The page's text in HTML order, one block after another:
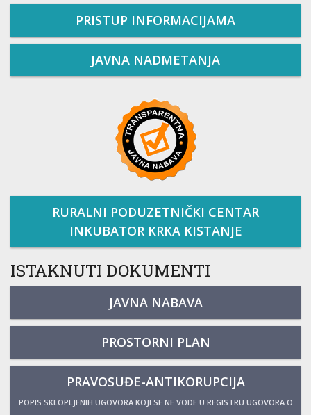
PRISTUP INFORMACIJAMA
JAVNA NADMETANJA
RURALNI PODUZETNIČKI CENTAR
INKUBATOR KRKA KISTANJE
ISTAKNUTI DOKUMENTI
JAVNA NABAVA
PROSTORNI PLAN
PRAVOSUĐE-ANTIKORUPCIJA
POPIS SKLOPLJENIH UGOVORA KOJI SE NE VODE U REGISTRU UGOVORA O